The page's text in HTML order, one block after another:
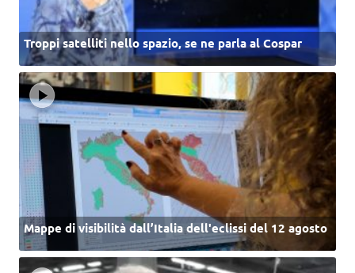
Troppi satelliti nello spazio, se ne parla al Cospar
Mappe di visibilità dall’Italia dell'eclissi del 12 agosto